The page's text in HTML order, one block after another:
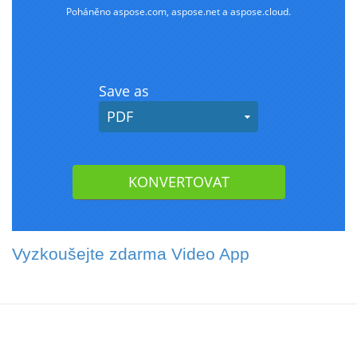
Vyzkoušejte zdarma Video App